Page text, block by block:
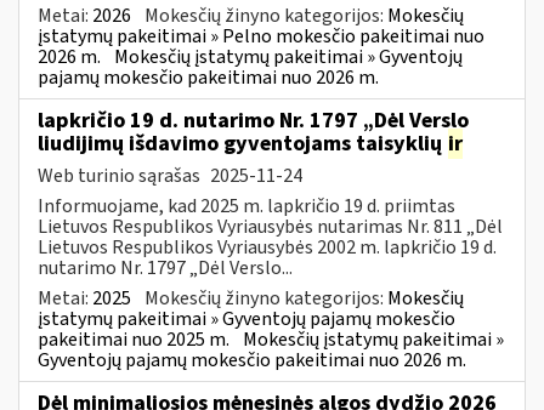
Metai: 2026 Mokesčių žinyno kategorijos: Mokesčių
įstatymų pakeitimai » Pelno mokesčio pakeitimai nuo
2026 m. Mokesčių įstatymų pakeitimai » Gyventojų
pajamų mokesčio pakeitimai nuo 2026 m.
lapkričio 19 d. nutarimo Nr. 1797 „Dėl Verslo
liudijimų išdavimo gyventojams taisyklių ir
Web turinio sąrašas 2025-11-24
Informuojame, kad 2025 m. lapkričio 19 d. priimtas
Lietuvos Respublikos Vyriausybės nutarimas Nr. 811 „Dėl
Lietuvos Respublikos Vyriausybės 2002 m. lapkričio 19 d.
nutarimo Nr. 1797 „Dėl Verslo...
Metai: 2025 Mokesčių žinyno kategorijos: Mokesčių
įstatymų pakeitimai » Gyventojų pajamų mokesčio
pakeitimai nuo 2025 m. Mokesčių įstatymų pakeitimai »
Gyventojų pajamų mokesčio pakeitimai nuo 2026 m.
Dėl minimaliosios mėnesinės algos dydžio 2026